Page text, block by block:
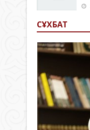
СҰХБАТ